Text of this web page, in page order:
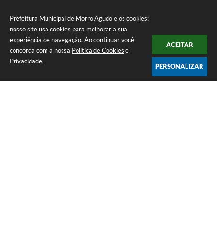
Prefeitura Municipal de Morro Agudo e os cookies:
nosso site usa cookies para melhorar a sua
experiência de navegação. Ao continuar você
concorda com a nossa Política de Cookies e
Privacidade.
ACEITAR
PERSONALIZAR